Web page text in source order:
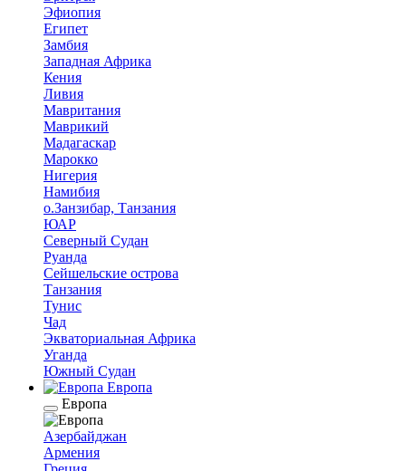
Эфиопия
Египет
Замбия
Западная Африка
Кения
Ливия
Мавритания
Маврикий
Мадагаскар
Марокко
Нигерия
Намибия
о.Занзибар, Танзания
ЮАР
Северный Судан
Руанда
Сейшельские острова
Танзания
Тунис
Чад
Экваториальная Африка
Уганда
Южный Судан
Европа
Европа
Азербайджан
Армения